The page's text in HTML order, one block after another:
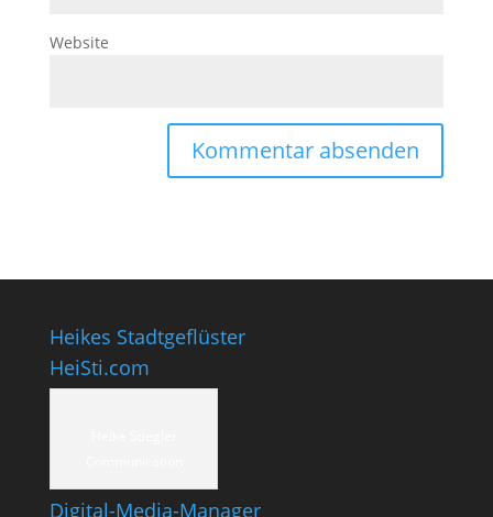
Website
Heikes Stadtgeflüster
HeiSti.com
Digital-Media-Manager